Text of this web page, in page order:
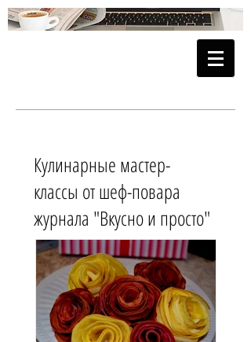
Кулинарные мастер-
классы от шеф-повара
журнала "Вкусно и просто"